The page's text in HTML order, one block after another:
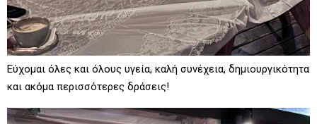
Εύχομαι όλες και όλους υγεία, καλή συνέχεια, δημιουργικότητα
και ακόμα περισσότερες δράσεις!